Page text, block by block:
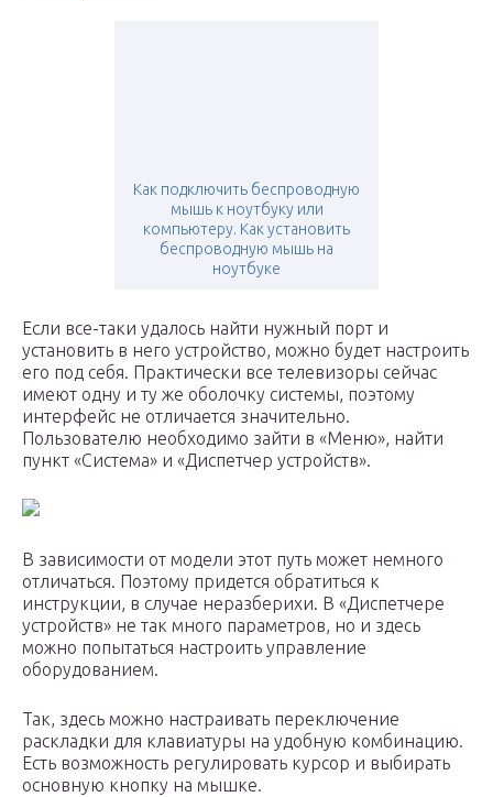
Как подключить беспроводную
мышь к ноутбуку или
компьютеру. Как установить
беспроводную мышь на
ноутбуке
Если все-таки удалось найти нужный порт и
установить в него устройство, можно будет настроить
его под себя. Практически все телевизоры сейчас
имеют одну и ту же оболочку системы, поэтому
интерфейс не отличается значительно.
Пользователю необходимо зайти в «Меню», найти
пункт «Система» и «Диспетчер устройств».
В зависимости от модели этот путь может немного
отличаться. Поэтому придется обратиться к
инструкции, в случае неразберихи. В «Диспетчере
устройств» не так много параметров, но и здесь
можно попытаться настроить управление
оборудованием.
Так, здесь можно настраивать переключение
раскладки для клавиатуры на удобную комбинацию.
Есть возможность регулировать курсор и выбирать
основную кнопку на мышке.